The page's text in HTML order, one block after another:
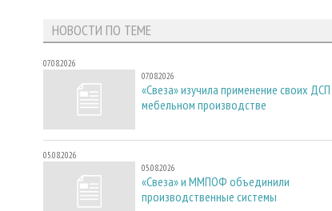
НОВОСТИ ПО ТЕМЕ
07.08.2026
07.08.2026
«Свеза» изучила применение своих ДСП
мебельном производстве
05.08.2026
05.08.2026
«Свеза» и ММПОФ объединили
производственные системы